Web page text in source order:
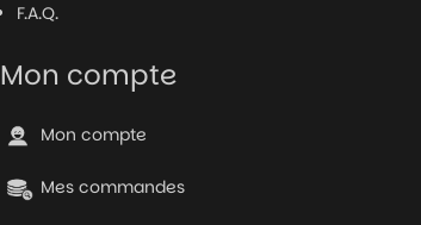
F.A.Q.
Mon compte
Mon compte
Mes commandes